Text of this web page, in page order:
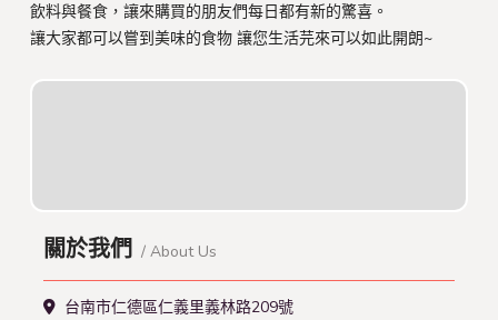
飲料與餐食，讓來購買的朋友們每日都有新的驚喜。
讓大家都可以嘗到美味的食物 讓您生活芫來可以如此開朗~
關於我們 / About Us
台南市仁德區仁義里義林路209號